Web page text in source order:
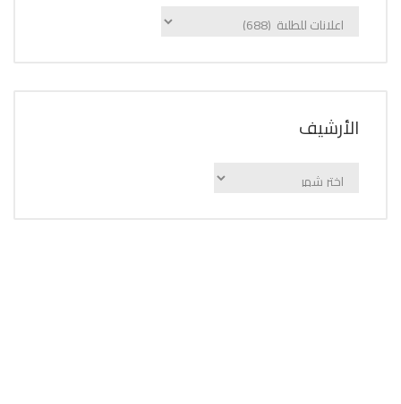
الإعلانات
اﻷرشيف
اﻷرشيف